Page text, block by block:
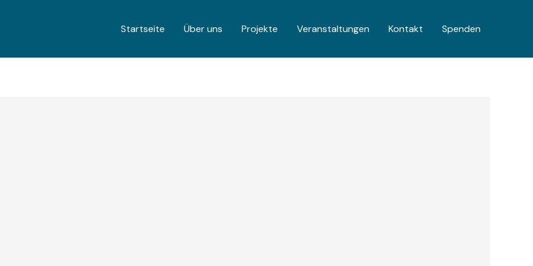
Startseite Über uns Projekte Veranstaltungen Kontakt Spenden